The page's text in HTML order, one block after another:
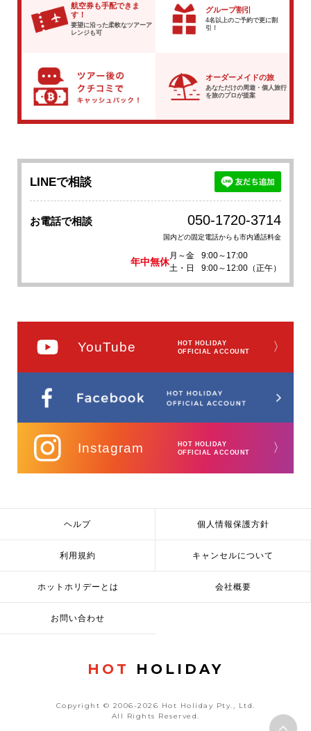
航空券も手配できま
す！
要望に沿った柔軟なツアーア
レンジも可
グループ割引
4名以上のご予約で更に割
引！
オーダーメイドの旅
あなただけの周遊・個人旅行
を旅のプロが提案
LINEで相談
お電話で相談 050-1720-3714
国内どの固定電話からも市内通話料金
年中無休
月～金
9:00～17:00
土・日
9:00～12:00（正午）
YouTube
HOT HOLIDAY
OFFICIAL ACCOUNT
〉
Instagram
HOT HOLIDAY
OFFICIAL ACCOUNT
〉
ヘルプ 個人情報保護方針
利用規約 キャンセルについて
ホットホリデーとは 会社概要
お問い合わせ
HOT HOLIDAY
Copyright © 2006-2026 Hot Holiday Pty., Ltd.
All Rights Reserved.